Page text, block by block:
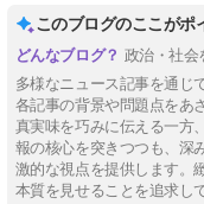
このブログのここがポ
政治・社会
多様なニュース記事を通じ
各記事の背景や問題点をあ
真実味を巧みに伝える一方
報の核心を突きつつも、深
激的な視点を提供します。
本質を見せることを追求し